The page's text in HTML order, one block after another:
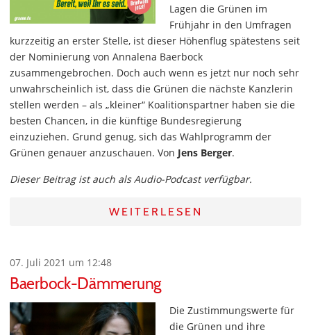
Lagen die Grünen im
Frühjahr in den Umfragen
kurzzeitig an erster Stelle, ist dieser Höhenflug spätestens seit
der Nominierung von Annalena Baerbock
zusammengebrochen. Doch auch wenn es jetzt nur noch sehr
unwahrscheinlich ist, dass die Grünen die nächste Kanzlerin
stellen werden – als „kleiner“ Koalitionspartner haben sie die
besten Chancen, in die künftige Bundesregierung
einzuziehen. Grund genug, sich das Wahlprogramm der
Grünen genauer anzuschauen. Von Jens Berger.
Dieser Beitrag ist auch als Audio-Podcast verfügbar.
WEITERLESEN
07. Juli 2021 um 12:48
Baerbock-Dämmerung
Die Zustimmungswerte für
die Grünen und ihre